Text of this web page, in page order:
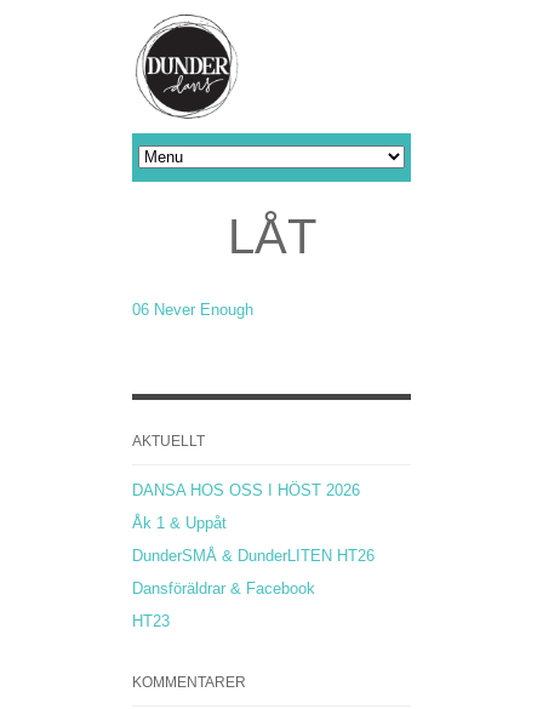
LÅT
06 Never Enough
AKTUELLT
DANSA HOS OSS I HÖST 2026
Åk 1 & Uppåt
DunderSMÅ & DunderLITEN HT26
Dansföräldrar & Facebook
HT23
KOMMENTARER